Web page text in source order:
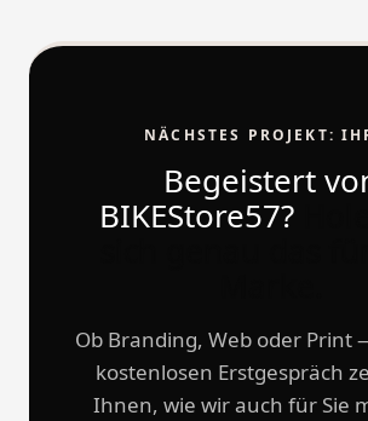
NÄCHSTES PROJEKT:
Begeistert
BIKEStore57?
Ob Branding, Web oder Print
kostenlosen Erstgespräch
Ihnen, wie wir auch für Sie